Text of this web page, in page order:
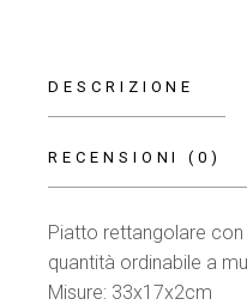
DESCRIZIONE
RECENSIONI (0)
Piatto rettangolare
quantità ordinabile a
Misure: 33x17x2cm